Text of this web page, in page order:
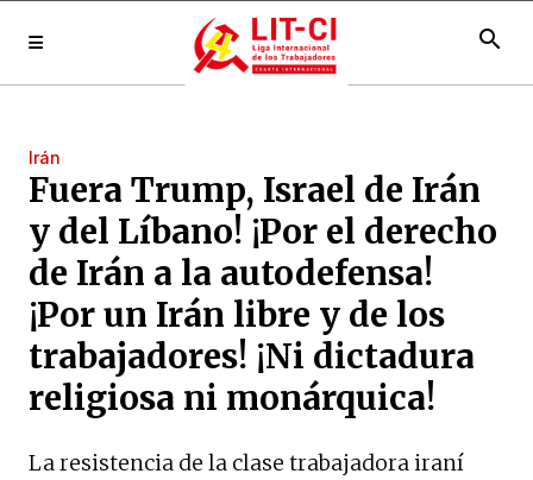
search
Irán
Fuera Trump, Israel de Irán
y del Líbano! ¡Por el derecho
de Irán a la autodefensa!
¡Por un Irán libre y de los
trabajadores! ¡Ni dictadura
religiosa ni monárquica!
La resistencia de la clase trabajadora iraní